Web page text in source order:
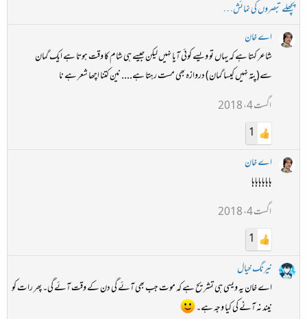
پچھلے تبصروں کی نمائش…
اے خان
شاعر کہتا ہے کہ یہاں تو ویسے کوئی آیا نہیں لیکن جیسے ہی شام کا وقت ہوتا ہے ایک گمان
سے(پتہ نہیں کیسا گمان) دروازہ بھی مست رہتا ہے.... نین کتنا اچھا شعر ہے نا
اگست 4، 2018
1
اے خان
ہاہاہاہاہاہا
اگست 4، 2018
1
نیرنگ خیال
اے خان یہ ویسی ہی تشریح ہے کہ موت جب بھی آئے گی دن کے وقت آئے گی۔ پھر رات کو
نیند نہ آنے کی کیا وجہ ہے۔